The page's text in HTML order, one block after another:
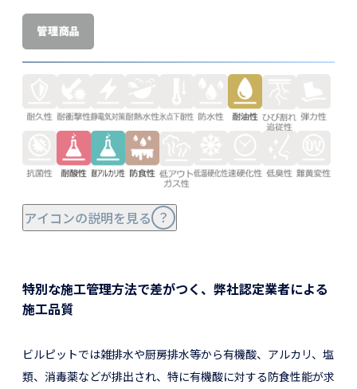
アイコンの説明を見る
特別な施工管理方法で差がつく、弊社認定業者による
施工品質
ビルピットでは雑排水や厨房排水等から有機酸、アルカリ、塩
類、消毒薬などが排出され、特に有機酸に対する防食性能が求